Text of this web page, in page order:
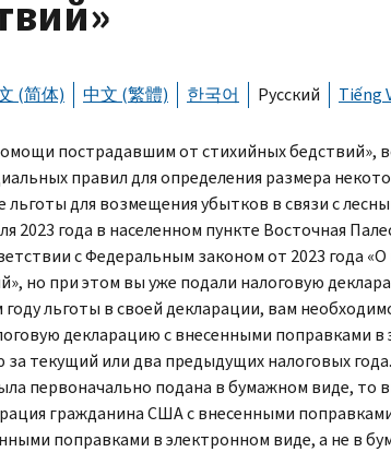
(简体) 中文 (繁體) 한국어 Русский Tiếng
пострадавшим от стихийных бедствий»,
правил для определения размера
для возмещения убытков в связи с
года в населенном пункте Восточная
с Федеральным законом от 2023 года
но при этом вы уже подали налоговую
льготы в своей декларации, вам
декларацию с внесенными поправками в
текущий или два предыдущих налоговых
первоначально подана в бумажном виде, то
гражданина США с внесенными
поправками в электронном виде, а не в